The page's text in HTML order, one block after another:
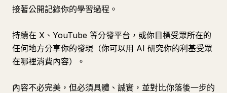
接著公開記錄你的學習過程。
持續在 X、YouTube 等分發平台，或你目標受眾所在的
任何地方分享你的發現（你可以用 AI 研究你的利基受眾
在哪裡消費內容）。
內容不必完美，但必須具體、誠實，並對比你落後一步的